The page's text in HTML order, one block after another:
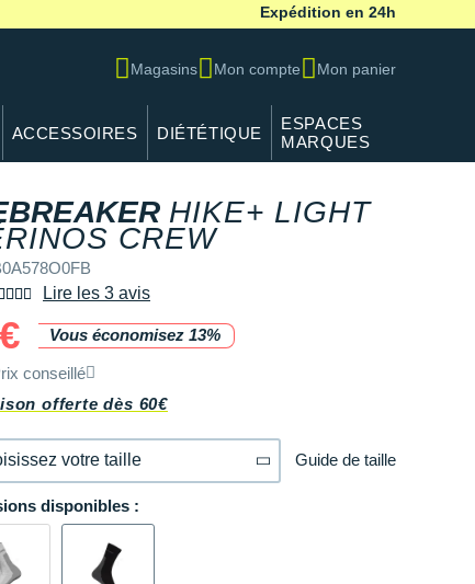
Expédition en 24h
Magasins Mon compte Mon panier
ACCESSOIRES DIÉTÉTIQUE
ESPACES
MARQUES
HIKE+ LIGHT
CREW
Lire les 3 avis
Vous économisez 13%
conseillé
offerte dès 60€
votre taille
S En stock
M En rupture
Guide de taille
disponibles :